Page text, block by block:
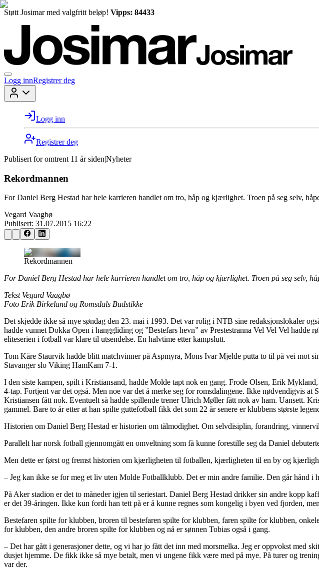
Støtt Josimar med valgfritt beløp! Vipps: 84433
Logg innRegistrer deg
Logg inn
Registrer deg
Publisert for omtrent 11 år siden|Nyheter
Rekordmannen
For Daniel Berg Hestad har hele karrieren handlet om tro, håp og kjærlighet. Troen på seg selv,
Vegard Vaagbø
Publisert: 31.07.2015 16:22
Rekordmannen
For Daniel Berg Hestad har hele karrieren handlet om tro, håp og kjærlighet. Troen på seg selv,
Tekst Vegard Vaagbø
Foto Erik Birkeland og Romsdals Budstikke
Det skjedde ikke så mye søndag den 23. mai i 1993. Det var rolig i NTB sine redaksjonslokaler
hadde vunnet Dokka Open i hanggliding og ”Bestefars hevn” av Prestestranna Vel Vel Vel
eliteserien i fotball var klare til utsendelse. En halvtime etter kampslutt.
Tom Kåre Staurvik hadde blitt matchvinner på Aspmyra, Mons Ivar Mjelde putta to til på vei mot
Stavanger slo Viking HamKam 7-1.
I den siste kampen, spilt i Kristiansand, hadde Molde tapt nok en gang. Frode Olsen, Erik
4-tap. Fortjent var det også. Men noe var det å merke seg for romsdalingene. Ikke nødvendigvis
Kristiansen fått nok. Eventuelt så hadde spillende trener Ulrich Møller fått nok av ham. Uansett.
gammel. Bare to år etter at han spilte guttefotball fikk det som 22 år senere er klubbens største
Historien om Daniel Berg Hestad er historien om tålmodighet. Om selvdisiplin, forandring,
Parallelt har norsk fotball gjennomgått en omveltning som få kunne forestille seg da Daniel
Men dette er først og fremst historien om kjærligheten til fotballen, kjærligheten til en by og
– Jeg kan ikke se for meg et liv uten Molde Fotballklubb. Det er min andre familie. Den går hånd
På Aker stadion er det to måneder igjen til seriestart. Daniel Berg Hestad drikker sin andre kopp
er det 39-åringen. Ikke kun fordi han tett på er å kunne regnes som kongelig i byen ved fjorden,
Bestefaren spilte for klubben, broren til bestefaren spilte for klubben, faren spilte for klubben,
for klubben, den andre broren spilte for klubben og nå er sønnen Tobias også i gang.
– Det har gått i generasjoner dette, og vi har jo fått det inn med morsmelka. Jeg er oppvokst med
dusjet hjemme. De fikk ikke så mye betalt, men vi ungene fikk være med på mye. På turer og
var der.